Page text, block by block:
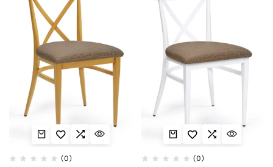
(0) (0)